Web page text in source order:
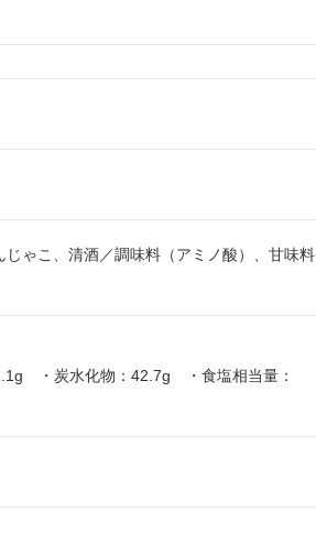
ゃこ、清酒／調味料（アミノ酸）、甘味料
・炭水化物：42.7g ・食塩相当量：